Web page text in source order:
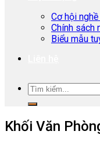
Cơ hội
Chính sách
Biểu mẫu
Khối Văn